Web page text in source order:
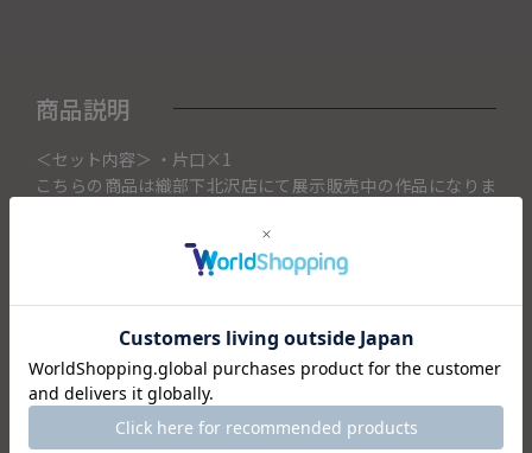
商品説明
＜セット内容＞ ・片口×1
こちらの商品は織部下北沢店にて展示販売中の作品になりま
ご注文いただいたタイミングによって織部下北沢店頭で売り
切れた場合は、キャンセルさせて頂きます。
せていただきます。
予めご了承くださいませ。